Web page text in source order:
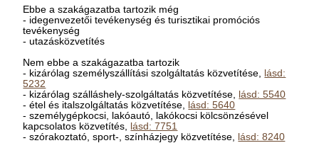
Ebbe a szakágazatba tartozik még
- idegenvezetői tevékenység és turisztikai promóciós
tevékenység
- utazásközvetítés
Nem ebbe a szakágazatba tartozik
- kizárólag személyszállítási szolgáltatás közvetítése, lásd:
5232
- kizárólag szálláshely-szolgáltatás közvetítése, lásd: 5540
- étel és italszolgáltatás közvetítése, lásd: 5640
- személygépkocsi, lakóautó, lakókocsi kölcsönzésével
kapcsolatos közvetítés, lásd: 7751
- szórakoztató, sport-, színházjegy közvetítése, lásd: 8240